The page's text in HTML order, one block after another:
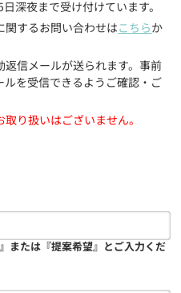
深夜まで受け付けています。
関するお問い合わせはこちらか
信メールが送られます。事前
を受信できるようご確認・ご
り扱いはございません。
または『提案希望』とご入力くだ